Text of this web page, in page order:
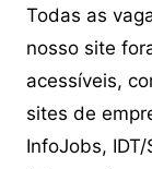
Todas as
nosso site
acessíveis,
sites de
InfoJobs,